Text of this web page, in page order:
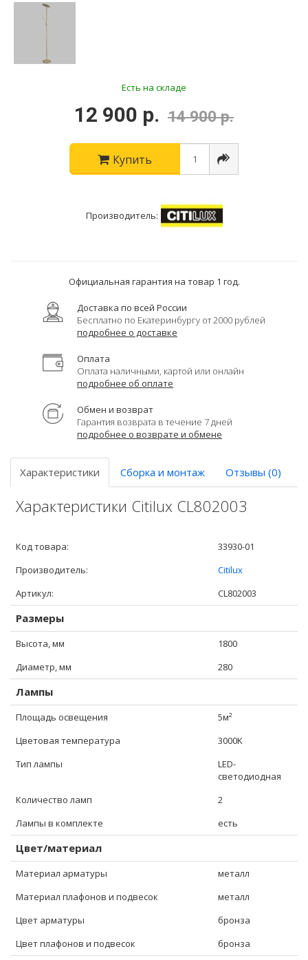
Есть на складе
12 900 р. 14 900 р.
Купить
Производитель:
Официальная гарантия на товар 1 год.
Доставка по всей России
Бесплатно по Екатеринбургу от 2000 рублей
подробнее о доставке
Оплата
Оплата наличными, картой или онлайн
подробнее об оплате
Обмен и возврат
Гарантия возврата в течение 7 дней
подробнее о возврате и обмене
Характеристики Сборка и монтаж Отзывы (0)
Характеристики Citilux CL802003
Код товара:
33930-01
Производитель:
Citilux
Артикул:
CL802003
Размеры
Высота, мм
1800
Диаметр, мм
280
Лампы
Площадь освещения
5м²
Цветовая температура
3000K
Тип лампы
LED-
светодиодная
Количество ламп
2
Лампы в комплекте
есть
Цвет/материал
Материал арматуры
металл
Материал плафонов и подвесок
металл
Цвет арматуры
бронза
Цвет плафонов и подвесок
бронза